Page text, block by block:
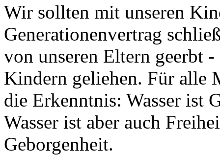
Wir sollten mit unseren
Generationenvertrag
von unseren Eltern geerbt
Kindern geliehen. Für alle
die Erkenntnis: Wasser ist
Wasser ist aber auch
Geborgenheit.